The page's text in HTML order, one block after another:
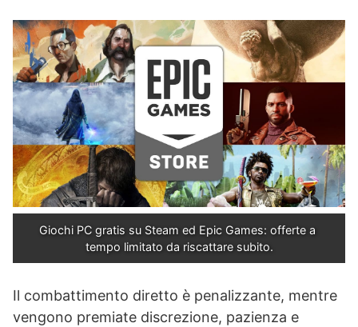
Giochi PC gratis su Steam ed Epic Games: offerte a
tempo limitato da riscattare subito.
Il combattimento diretto è penalizzante, mentre
vengono premiate discrezione, pazienza e